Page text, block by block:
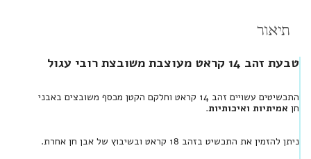
תיאור
טבעת זהב 14 קראט מעוצבת משובצת רובי עגול
התכשיטים עשויים זהב 14 קראט וחלקם הקטן מכסף משובצים באבני
חן אמיתיות ואיכותיות.
ניתן להזמין את התכשיט בזהב 18 קראט ובשיבוץ של אבן חן אחרת.